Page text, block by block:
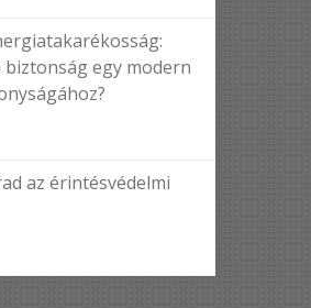
egy modern
az érintésvédelmi